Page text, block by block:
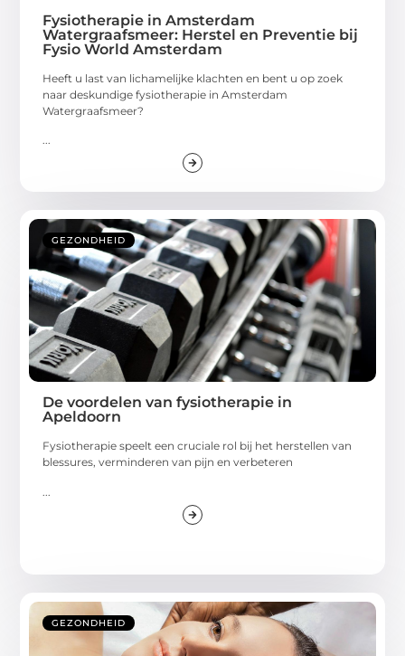
Fysiotherapie in Amsterdam
Watergraafsmeer: Herstel en Preventie bij
Fysio World Amsterdam
Heeft u last van lichamelijke klachten en bent u op zoek
naar deskundige fysiotherapie in Amsterdam
Watergraafsmeer?
...
GEZONDHEID
De voordelen van fysiotherapie in
Apeldoorn
Fysiotherapie speelt een cruciale rol bij het herstellen van
blessures, verminderen van pijn en verbeteren
GEZONDHEID